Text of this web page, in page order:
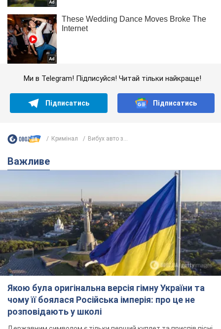
Ми в Telegram! Підписуйся! Читай тільки найкраще!
Підписатись Підписатись
Кримінал Вибух авто з...
Важливе
Якою була оригінальна версія гімну України та
чому її боялася Російська імперія: про це не
розповідають у школі